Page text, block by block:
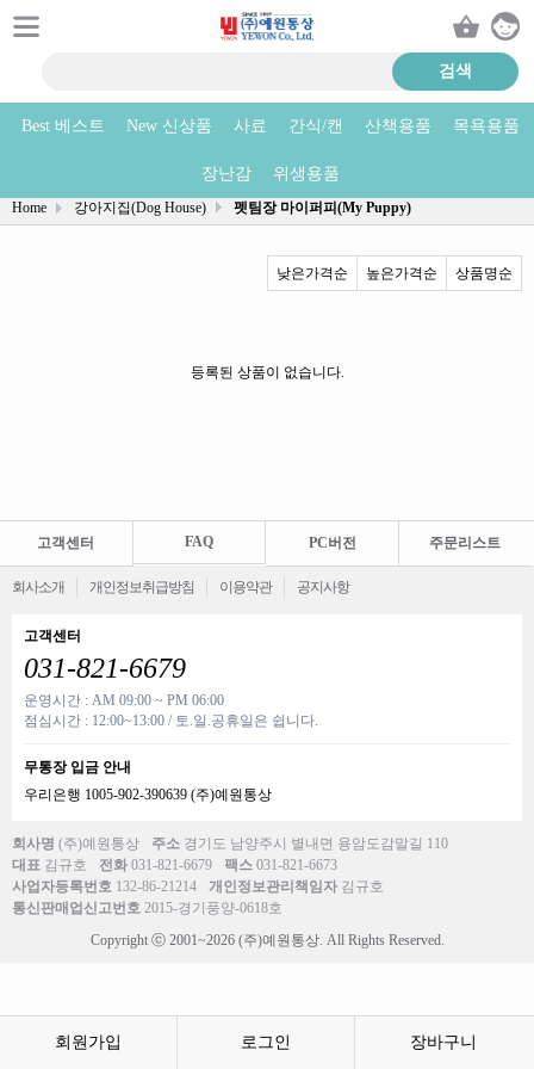
Best 베스트 New 신상품 사료 간식/캔 산책용품 목욕용품
장난감 위생용품
회원가입 로그인 장바구니
펫팀장 마이퍼피(My Puppy) 상품리스트
Home 강아지집(Dog House) 펫팀장 마이퍼피(My Puppy)
낮은가격순 높은가격순 상품명순
등록된 상품이 없습니다.
고객센터 FAQ PC버전 주문리스트
회사소개 개인정보취급방침 이용약관 공지사항
고객센터
031-821-6679
운영시간 : AM 09:00 ~ PM 06:00
점심시간 : 12:00~13:00 / 토.일.공휴일은 쉽니다.
무통장 입금 안내
우리은행 1005-902-390639 (주)예원통상
회사명 (주)예원통상 주소 경기도 남양주시 별내면 용암도감말길 110
대표 김규호 전화 031-821-6679 팩스 031-821-6673
사업자등록번호 132-86-21214 개인정보관리책임자 김규호
통신판매업신고번호 2015-경기풍양-0618호
Copyright ⓒ 2001~2026 (주)예원통상. All Rights Reserved.